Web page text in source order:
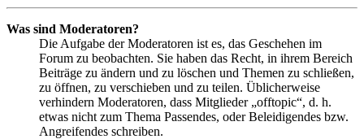
Was sind Moderatoren?
Die Aufgabe der Moderatoren ist es, das Geschehen im
Forum zu beobachten. Sie haben das Recht, in ihrem Bereich
Beiträge zu ändern und zu löschen und Themen zu schließen,
zu öffnen, zu verschieben und zu teilen. Üblicherweise
verhindern Moderatoren, dass Mitglieder „offtopic“, d. h.
etwas nicht zum Thema Passendes, oder Beleidigendes bzw.
Angreifendes schreiben.